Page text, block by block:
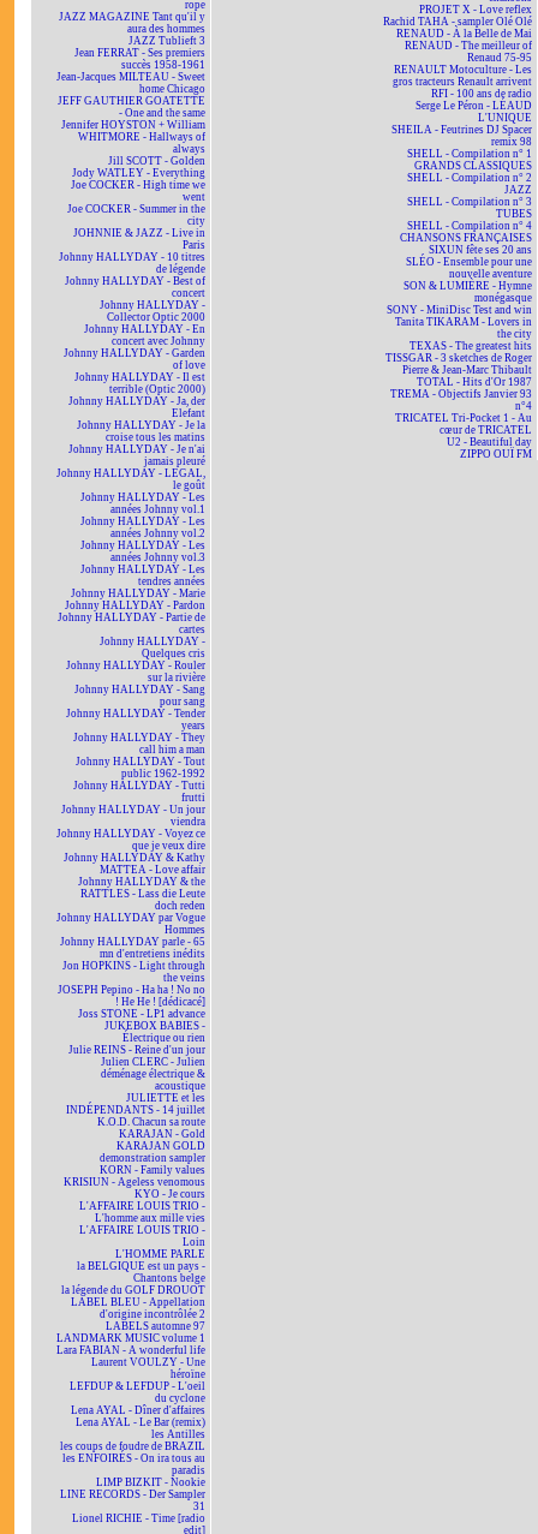
rope
JAZZ MAGAZINE Tant qu'il y
aura des hommes
JAZZ Tublieft 3
Jean FERRAT - Ses premiers
succès 1958-1961
Jean-Jacques MILTEAU - Sweet
home Chicago
JEFF GAUTHIER GOATETTE
- One and the same
Jennifer HOYSTON + William
WHITMORE - Hallways of
always
Jill SCOTT - Golden
Jody WATLEY - Everything
Joe COCKER - High time we
went
Joe COCKER - Summer in the
city
JOHNNIE & JAZZ - Live in
Paris
Johnny HALLYDAY - 10 titres
de légende
Johnny HALLYDAY - Best of
concert
Johnny HALLYDAY -
Collector Optic 2000
Johnny HALLYDAY - En
concert avec Johnny
Johnny HALLYDAY - Garden
of love
Johnny HALLYDAY - Il est
terrible (Optic 2000)
Johnny HALLYDAY - Ja, der
Elefant
Johnny HALLYDAY - Je la
croise tous les matins
Johnny HALLYDAY - Je n'ai
jamais pleuré
Johnny HALLYDAY - LEGAL,
le goût
Johnny HALLYDAY - Les
années Johnny vol.1
Johnny HALLYDAY - Les
années Johnny vol.2
Johnny HALLYDAY - Les
années Johnny vol.3
Johnny HALLYDAY - Les
tendres années
Johnny HALLYDAY - Marie
Johnny HALLYDAY - Pardon
Johnny HALLYDAY - Partie de
cartes
Johnny HALLYDAY -
Quelques cris
Johnny HALLYDAY - Rouler
sur la rivière
Johnny HALLYDAY - Sang
pour sang
Johnny HALLYDAY - Tender
years
Johnny HALLYDAY - They
call him a man
Johnny HALLYDAY - Tout
public 1962-1992
Johnny HALLYDAY - Tutti
frutti
Johnny HALLYDAY - Un jour
viendra
Johnny HALLYDAY - Voyez ce
que je veux dire
Johnny HALLYDAY & Kathy
MATTEA - Love affair
Johnny HALLYDAY & the
RATTLES - Lass die Leute
doch reden
Johnny HALLYDAY par Vogue
Hommes
Johnny HALLYDAY parle - 65
mn d'entretiens inédits
Jon HOPKINS - Light through
the veins
JOSEPH Pepino - Ha ha ! No no
! He He ! [dédicacé]
Joss STONE - LP1 advance
JUKEBOX BABIES -
Électrique ou rien
Julie REINS - Reine d'un jour
Julien CLERC - Julien
déménage électrique &
acoustique
JULIETTE et les
INDÉPENDANTS - 14 juillet
K.O.D. Chacun sa route
KARAJAN - Gold
KARAJAN GOLD
demonstration sampler
KORN - Family values
KRISIUN - Ageless venomous
KYO - Je cours
L'AFFAIRE LOUIS TRIO -
L'homme aux mille vies
L'AFFAIRE LOUIS TRIO -
Loin
L'HOMME PARLE
la BELGIQUE est un pays -
Chantons belge
la légende du GOLF DROUOT
LABEL BLEU - Appellation
d'origine incontrôlée 2
LABELS automne 97
LANDMARK MUSIC volume 1
Lara FABIAN - A wonderful life
Laurent VOULZY - Une
héroïne
LEFDUP & LEFDUP - L'oeil
du cyclone
Lena AYAL - Dîner d'affaires
Lena AYAL - Le Bar (remix)
les Antilles
les coups de foudre de BRAZIL
les ENFOIRÉS - On ira tous au
paradis
LIMP BIZKIT - Nookie
LINE RECORDS - Der Sampler
31
Lionel RICHIE - Time [radio
edit]
PROJET X - Love reflex
Rachid TAHA - sampler Olé Olé
RENAUD - À la Belle de Mai
RENAUD - The meilleur of
Renaud 75-95
RENAULT Motoculture - Les
gros tracteurs Renault arrivent
RFI - 100 ans de radio
Serge Le Péron - LÉAUD
L'UNIQUE
SHEILA - Feutrines DJ Spacer
remix 98
SHELL - Compilation n° 1
GRANDS CLASSIQUES
SHELL - Compilation n° 2
JAZZ
SHELL - Compilation n° 3
TUBES
SHELL - Compilation n° 4
CHANSONS FRANÇAISES
SIXUN fête ses 20 ans
SLÉO - Ensemble pour une
nouvelle aventure
SON & LUMIÈRE - Hymne
monégasque
SONY - MiniDisc Test and win
Tanita TIKARAM - Lovers in
the city
TEXAS - The greatest hits
TISSGAR - 3 sketches de Roger
Pierre & Jean-Marc Thibault
TOTAL - Hits d'Or 1987
TREMA - Objectifs Janvier 93
n°4
TRICATEL Tri-Pocket 1 - Au
cœur de TRICATEL
U2 - Beautiful day
ZIPPO OUÏ FM